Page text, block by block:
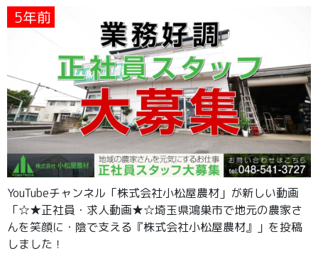
5年前
YouTubeチャンネル「株式会社小松屋農材」が新しい動画
「☆★正社員・求人動画★☆埼玉県鴻巣市で地元の農家さ
んを笑顔に・陰で支える『株式会社小松屋農材』」を投稿
しました！